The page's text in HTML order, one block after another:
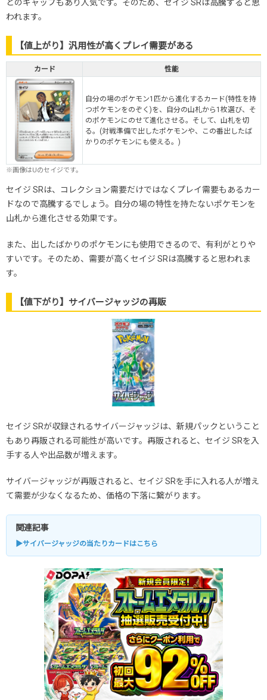
とのギャップもあり人気です。そのため、セイジ SRは高騰すると思
われます。
【値上がり】汎用性が高くプレイ需要がある
カード 性能
自分の場のポケモン1匹から進化するカード(特性を持
つポケモンをのぞく)を、自分の山札から1枚選び、そ
のポケモンにのせて進化させる。そして、山札を切
る。(対戦準備で出したポケモンや、この番出したば
かりのポケモンにも使える。)
※画像はUのセイジです。
セイジ SRは、コレクション需要だけではなくプレイ需要もあるカー
ドなので高騰するでしょう。自分の場の特性を持たないポケモンを
山札から進化させる効果です。
また、出したばかりのポケモンにも使用できるので、有利がとりや
すいです。そのため、需要が高くセイジ SRは高騰すると思われま
す。
【値下がり】サイバージャッジの再販
セイジ SRが収録されるサイバージャッジは、新規パックということ
もあり再販される可能性が高いです。再販されると、セイジ SRを入
手する人や出品数が増えます。
サイバージャッジが再販されると、セイジ SRを手に入れる人が増え
て需要が少なくなるため、価格の下落に繋がります。
関連記事
▶サイバージャッジの当たりカードはこちら